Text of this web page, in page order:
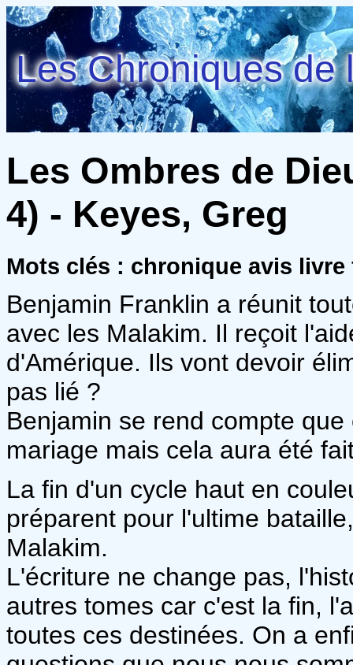
Les Chroniques de
Les Ombres de
4) - Keyes, Greg
Mots clés : chronique avis
Benjamin Franklin a réunit
avec les Malakim. Il reçoit
d'Amérique. Ils vont devoir
pas lié ?
Benjamin se rend compte
mariage mais cela aura été
La fin d'un cycle haut en
préparent pour l'ultime
Malakim.
L'écriture ne change pas,
autres tomes car c'est la fin,
toutes ces destinées. On a